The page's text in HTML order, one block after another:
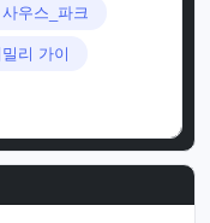
사우스_파크
리 가이